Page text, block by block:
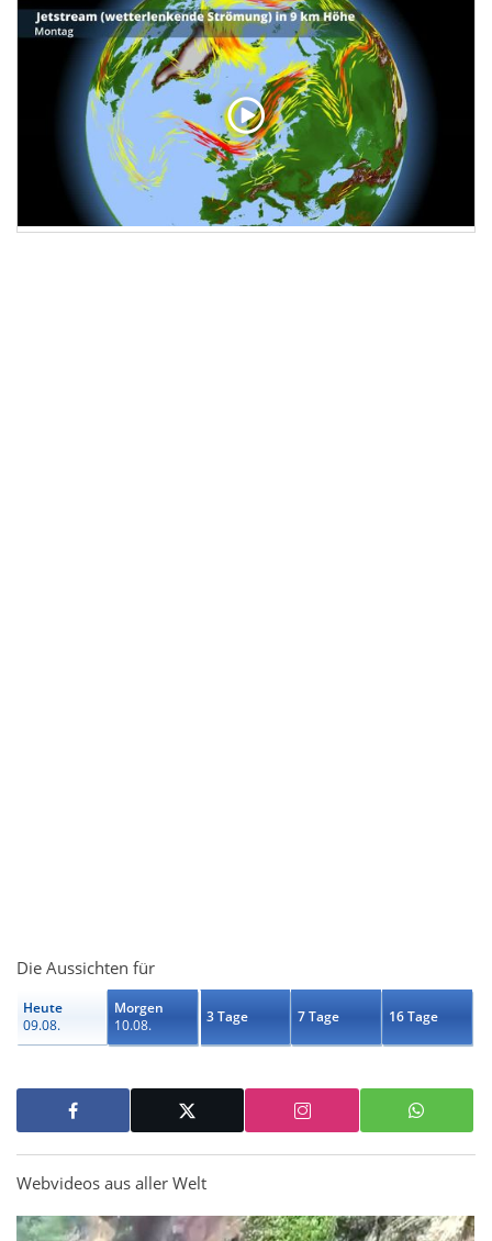
Die Aussichten für
Heute
09.08.
Morgen
10.08.
3 Tage 7 Tage 16 Tage
Webvideos aus aller Welt